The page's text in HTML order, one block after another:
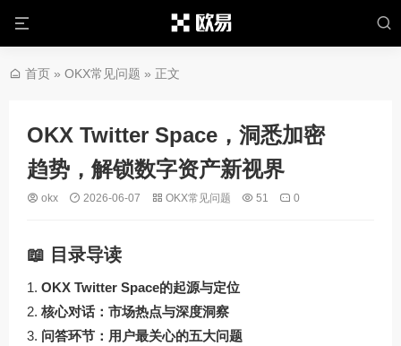
首页 » OKX常见问题 » 正文
OKX Twitter Space，洞悉加密
趋势，解锁数字资产新视界
okx 2026-06-07 OKX常见问题 51 0
📖 目录导读
OKX Twitter Space的起源与定位
核心对话：市场热点与深度洞察
问答环节：用户最关心的五大问题